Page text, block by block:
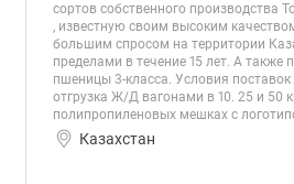
сортов собственного производства
, известную своим высоким
большим спросом на территории
пределами в течение 15 лет. А также
пшеницы 3-класса. Условия поставок
отгрузка Ж/Д вагонами в 10. 25 и 50
полипропиленовых мешках с
Казахстан